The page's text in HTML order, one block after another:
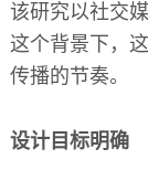
该研究以社交
这个背景下，
传播的节奏。
设计目标明确